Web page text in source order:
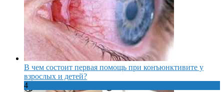
В чем состоит первая помощь при конъюнктивите у
взрослых и детей?
4